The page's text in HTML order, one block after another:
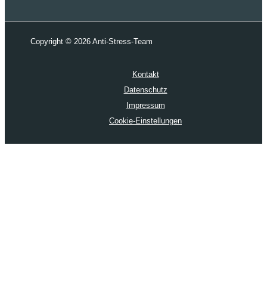
Copyright © 2026 Anti-Stress-Team
Kontakt
Datenschutz
Impressum
Cookie-Einstellungen